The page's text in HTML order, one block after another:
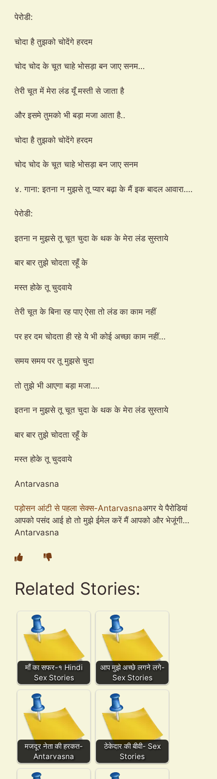
पेरोडी:
चोदा है तुझको चोदेंगे हरदम
चोद चोद के चूत चाहे भोसड़ा बन जाए सनम…
तेरी चूत में मेरा लंड यूँ मस्ती से जाता है
और इसमे तुमको भी बड़ा मजा आता है..
चोदा है तुझको चोदेंगे हरदम
चोद चोद के चूत चाहे भोसड़ा बन जाए सनम
४. गाना: इतना न मुझसे तू प्यार बढ़ा के मैं इक बादल आवारा….
पेरोडी:
इतना न मुझसे तू चूत चुदा के थक के मेरा लंड सुस्ताये
बार बार तुझे चोदता रहूँ के
मस्त होके तू चुदवाये
तेरी चूत के बिना रह पाए ऐसा तो लंड का काम नहीं
पर हर दम चोदता ही रहे ये भी कोई अच्छा काम नहीं…
समय समय पर तू मुझसे चुदा
तो तुझे भी आएगा बड़ा मजा….
इतना न मुझसे तू चूत चुदा के थक के मेरा लंड सुस्ताये
बार बार तुझे चोदता रहूँ के
मस्त होके तू चुदवाये
Antarvasna
पड़ोसन आंटी से पहला सेक्स-Antarvasnaअगर ये पैरोडियां
आपको पसंद आई हो तो मुझे ईमेल करें मैं आपको और भेजूंगी…
Antarvasna
Related Stories:
माँ का सफर-१ Hindi
Sex Stories
आप मुझे अच्छे लगने लगे-
Sex Stories
मजदूर नेता की हरकत-
Antarvasna
ठेकेदार की बीवी- Sex
Stories